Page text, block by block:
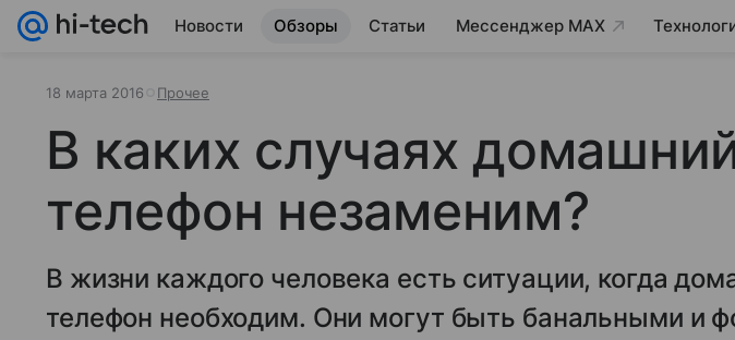
Новости Обзоры Статьи Мессенджер MAX
18 марта 2016 Прочее
В каких случаях
телефон незаменим?
В жизни каждого человека есть ситуации, когда
телефон необходим. Они могут быть банальными и